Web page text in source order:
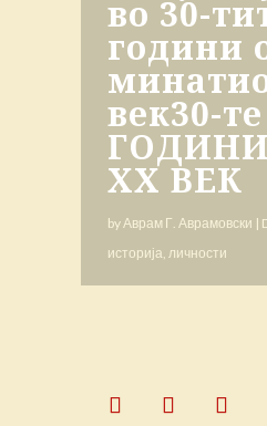
во 30-
години
век30-те
XX ВЕК
byАврам Г. Аврамовски |
историја,личности